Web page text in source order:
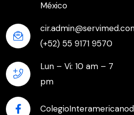
México
(+52) 55 9171 9570
Lun – Vi: 10 am – 7
pm